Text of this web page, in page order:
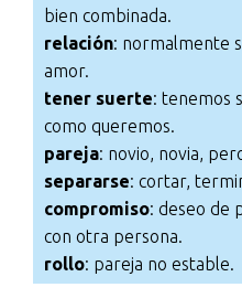
bien combinada.
relación: normalmente
amor.
tener suerte: tenemos
como queremos.
pareja: novio, novia,
separarse: cortar,
compromiso: deseo de
con otra persona.
rollo: pareja no estable.